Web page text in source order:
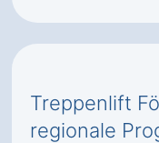
Treppenlift
regionale